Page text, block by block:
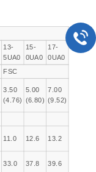
13-
5UA0
15-
0UA0
17-
0UA0
FSC
3.50
(4.76)
5.00
(6.80)
7.00
(9.52)
11.0 12.6 13.2
33.0 37.8 39.6